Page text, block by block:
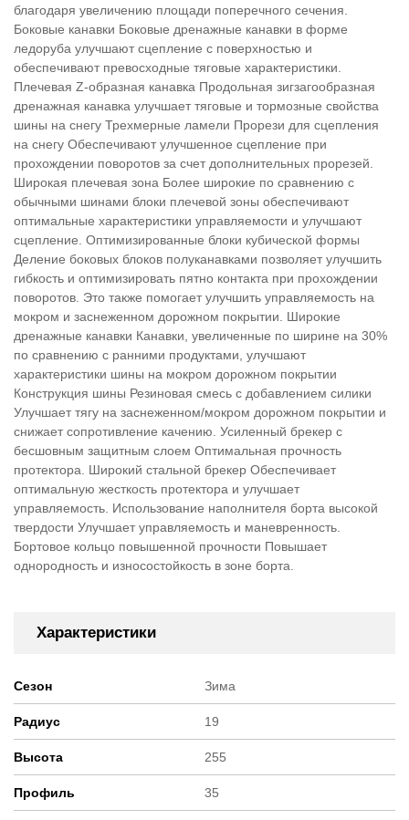
благодаря увеличению площади поперечного сечения.
Боковые канавки Боковые дренажные канавки в форме
ледоруба улучшают сцепление с поверхностью и
обеспечивают превосходные тяговые характеристики.
Плечевая Z-образная канавка Продольная зигзагообразная
дренажная канавка улучшает тяговые и тормозные свойства
шины на снегу Трехмерные ламели Прорези для сцепления
на снегу Обеспечивают улучшенное сцепление при
прохождении поворотов за счет дополнительных прорезей.
Широкая плечевая зона Более широкие по сравнению с
обычными шинами блоки плечевой зоны обеспечивают
оптимальные характеристики управляемости и улучшают
сцепление. Оптимизированные блоки кубической формы
Деление боковых блоков полуканавками позволяет улучшить
гибкость и оптимизировать пятно контакта при прохождении
поворотов. Это также помогает улучшить управляемость на
мокром и заснеженном дорожном покрытии. Широкие
дренажные канавки Канавки, увеличенные по ширине на 30%
по сравнению с ранними продуктами, улучшают
характеристики шины на мокром дорожном покрытии
Конструкция шины Резиновая смесь с добавлением силики
Улучшает тягу на заснеженном/мокром дорожном покрытии и
снижает сопротивление качению. Усиленный брекер с
бесшовным защитным слоем Оптимальная прочность
протектора. Широкий стальной брекер Обеспечивает
оптимальную жесткость протектора и улучшает
управляемость. Использование наполнителя борта высокой
твердости Улучшает управляемость и маневренность.
Бортовое кольцо повышенной прочности Повышает
однородность и износостойкость в зоне борта.
Характеристики
Сезон Зима
Радиус 19
Высота 255
Профиль 35